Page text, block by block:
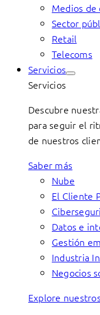
Medios
Sector
Retail
Telecoms
Servicios
Servicios
Descubre
para seguir el
de nuestros
Saber más
Nube
El Cliente
Datos e
Gestión
Industria
Negocios
Explore